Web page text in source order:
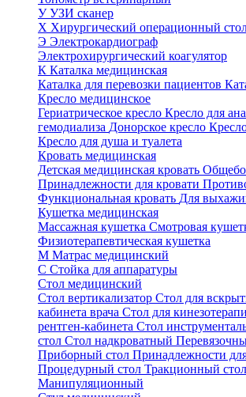
УУЗИ сканер
Х Хирургический операционный
Э Электрокардиограф
Электрохирургический коагулятор
К Каталка медицинская
Каталка для перевозки пациентов
Кресло медицинское
Гериатрическое кресло Кресло для
гемодиализа Донорское кресло
Кресло для душа и туалета
Кровать медицинская
Детская медицинская кровать
Принадлежности для кровати
Функциональная кровать Для
Кушетка медицинская
Массажная кушетка Смотровая
Физиотерапевтическая кушетка
М Матрас медицинский
С Стойка для аппаратуры
Стол медицинский
Стол вертикализатор Стол для
кабинета врача Стол для
рентген-кабинета Стол
стол Стол надкроватный
Приборный стол Принадлежности
Процедурный стол Тракционный стол
Манипуляционный